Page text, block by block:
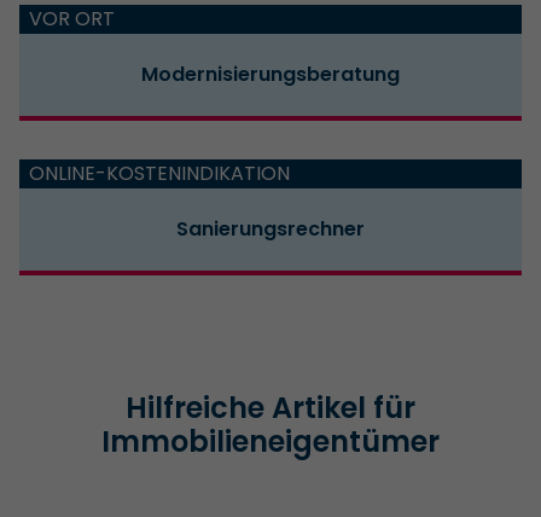
VOR ORT
Modernisierungsberatung
ONLINE-KOSTENINDIKATION
Sanierungsrechner
Hilfreiche Artikel für
Immobilieneigentümer